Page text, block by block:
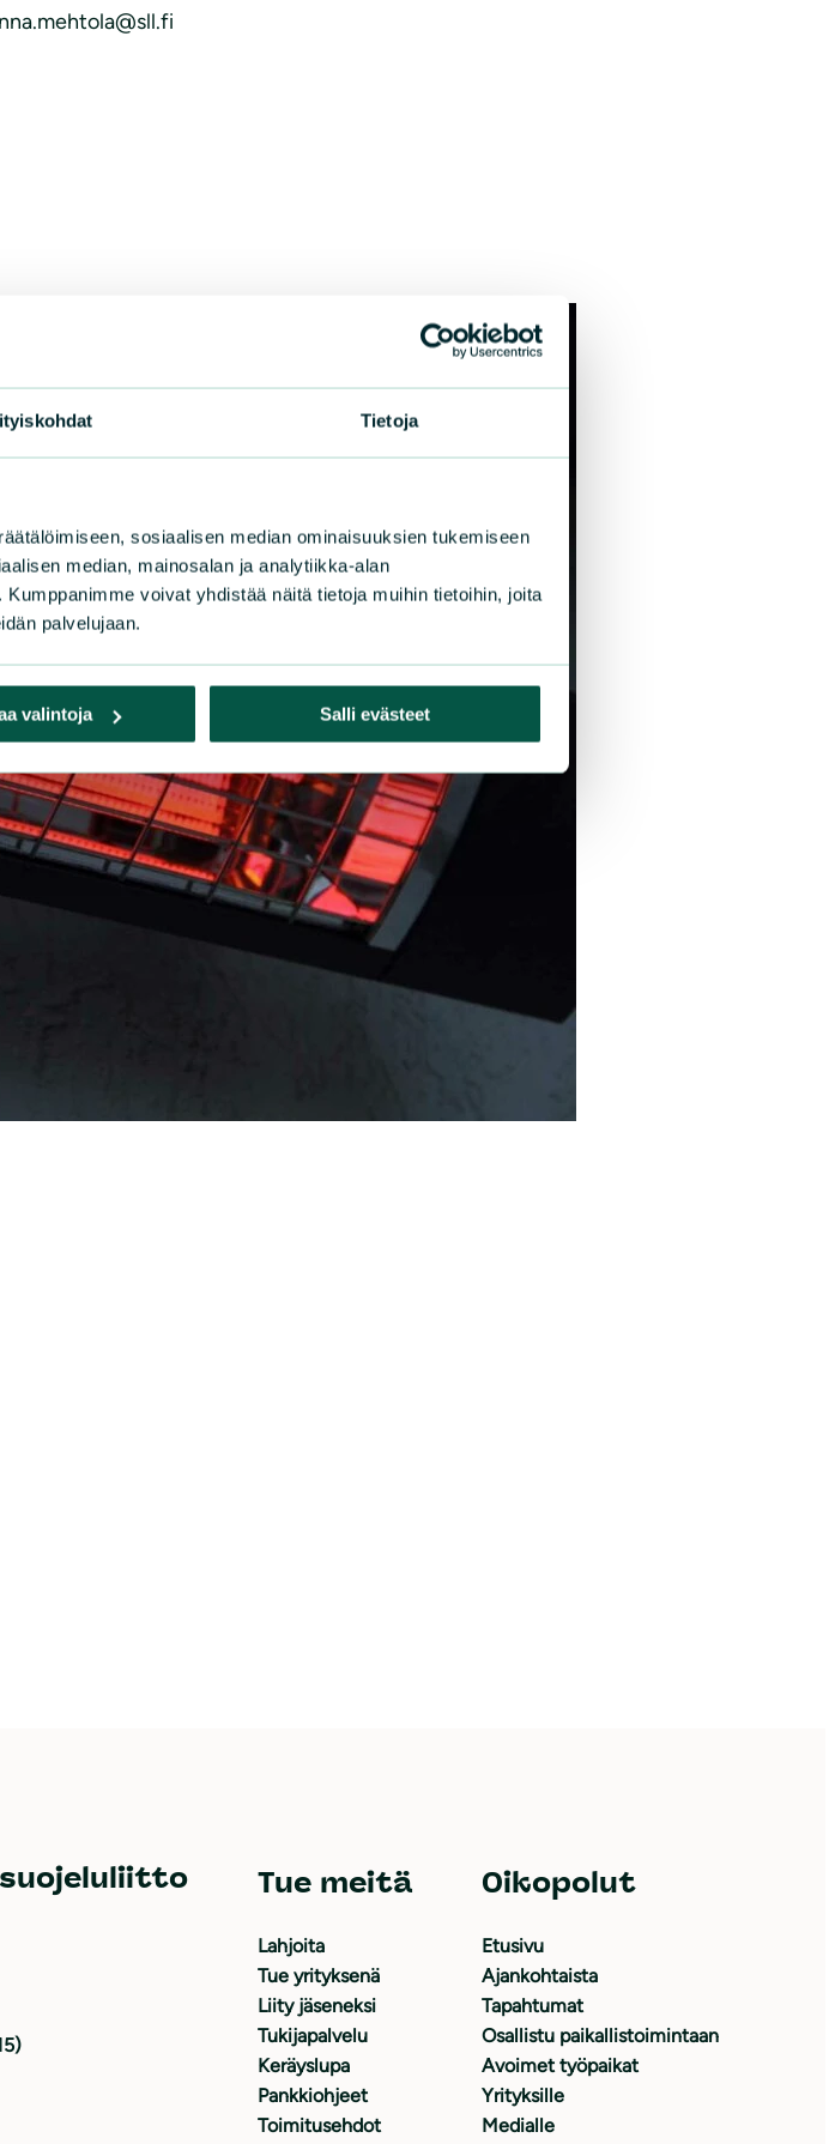
Tietoja
sosiaalisen median ominaisuuksien tukemiseen
median, mainosalan ja analytiikka-alan
voivat yhdistää näitä tietoja muihin tietoihin, joita
palvelujaan.
valintoja Salli evästeet
Tue meitä
Lahjoita
Tue yrityksenä
Liity jäseneksi
Tukijapalvelu
Keräyslupa
Pankkiohjeet
Toimitusehdot
Oikopolut
Etusivu
Ajankohtaista
Tapahtumat
Osallistu paikallistoimintaan
Avoimet työpaikat
Yrityksille
Medialle